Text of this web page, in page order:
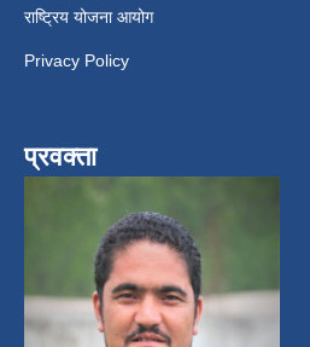
राष्ट्रिय योजना आयोग
Privacy Policy
प्रवक्ता